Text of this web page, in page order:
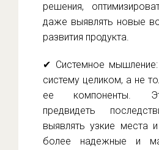
решения,
даже выявлять новые
развития продукта.
✔ Системное
систему целиком, а не
ее компоненты.
предвидеть
выявлять узкие места
более надежные и